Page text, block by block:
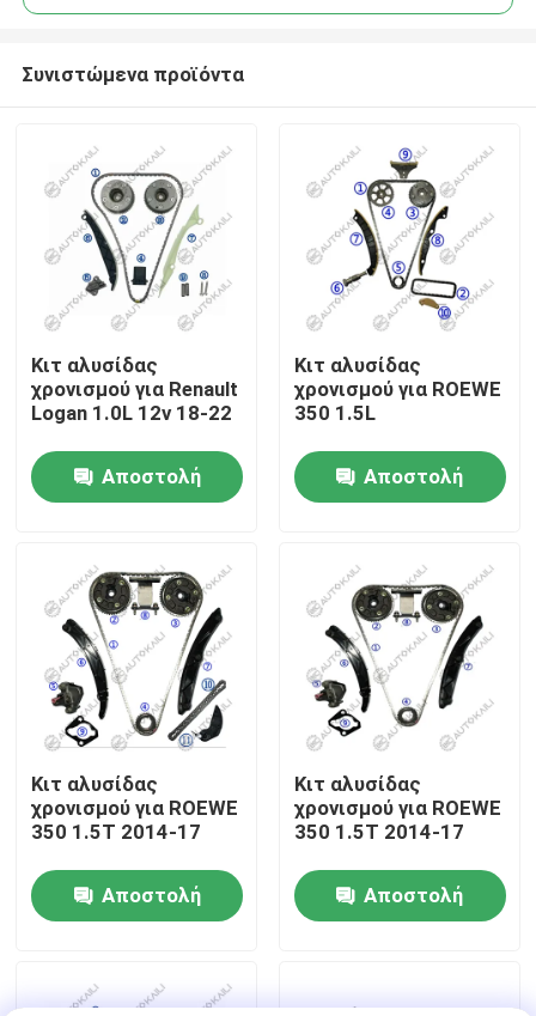
Σπίτι
Προϊόντα
Βίντεο
Επισκεψή εργοστασίου
Έλεγχος ποιότητας
Επικοινωνήστε μαζί μας
Ζητήστε μια προσφορά
Εξάρτηση αλυσίδων συγχρονισμού
Συνιστώμενα προϊόντα
Κιτ αλυσίδας
χρονισμού για Renault
Logan 1.0L 12v 18-22
Αποστολή
Κιτ αλυσίδας
χρονισμού για ROEWE
350 1.5L
Αποστολή
Κιτ αλυσίδας
χρονισμού για ROEWE
350 1.5T 2014-17
Αποστολή
Κιτ αλυσίδας
χρονισμού για ROEWE
350 1.5T 2014-17
Αποστολή